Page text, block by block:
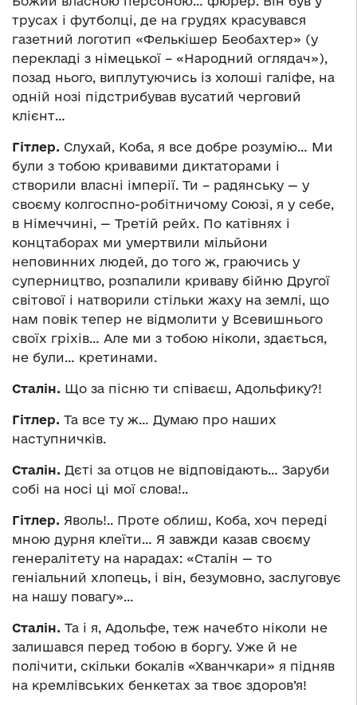
трусах і футболці, де на грудях красувався
газетний логотип «Фелькішер Беобахтер» (у
перекладі з німецької – «Народний оглядач»),
позад нього, виплутуючись із холоші галіфе, на
одній нозі підстрибував вусатий черговий
клієнт…
Гітлер. Слухай, Коба, я все добре розумію… Ми
були з тобою кривавими диктаторами і
створили власні імперії. Ти – радянську — у
своєму колгоспно-робітничому Союзі, я у себе,
в Німеччині, — Третій рейх. По катівнях і
концтаборах ми умертвили мільйони
неповинних людей, до того ж, граючись у
суперництво, розпалили криваву бійню Другої
світової і натворили стільки жаху на землі, що
нам повік тепер не відмолити у Всевишнього
своїх гріхів… Але ми з тобою ніколи, здається,
не були… кретинами.
Сталін. Що за пісню ти співаєш, Адольфику?!
Гітлер. Та все ту ж… Думаю про наших
наступничків.
Сталін. Дєті за отцов не відповідають… Заруби
собі на носі ці мої слова!..
Гітлер. Яволь!.. Проте облиш, Коба, хоч переді
мною дурня клеїти… Я завжди казав своєму
генералітету на нарадах: «Сталін — то
геніальний хлопець, і він, безумовно, заслуговує
на нашу повагу»…
Сталін. Та і я, Адольфе, теж начебто ніколи не
залишався перед тобою в боргу. Уже й не
полічити, скільки бокалів «Хванчкари» я підняв
на кремлівських бенкетах за твоє здоров’я!